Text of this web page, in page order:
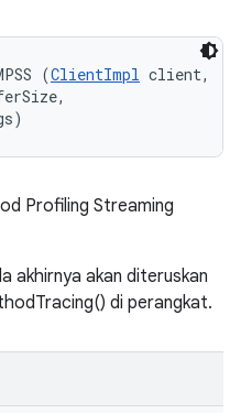
(ClientImpl client,
Profiling Streaming
akhirnya akan diteruskan
di perangkat.